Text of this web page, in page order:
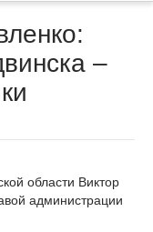
–
области Виктор
администрации